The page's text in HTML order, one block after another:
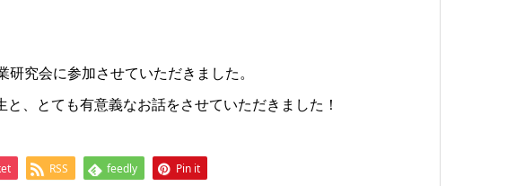
究会に参加させていただきました。
、とても有意義なお話をさせていただきました！
RSS feedly Pin it